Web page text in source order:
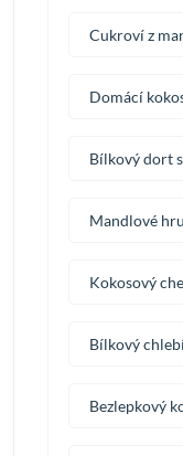
Cukroví z
Domácí
Bílkový dort
Mandlové
Kokosový
Bílkový
Bezlepkový